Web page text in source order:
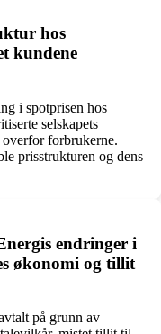
hos
kundene
i spotprisen hos
selskapets
overfor forbrukerne.
prisstrukturen og dens
endringer i
økonomi og tillit
på grunn av